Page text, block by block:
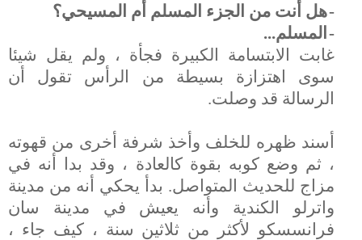
-هل أنت من الجزء المسلم أم المسيحي؟
- المسلم...
غابت الابتسامة الكبيرة فجأة ، ولم يقل شيئا
سوى اهتزازة بسيطة من الرأس تقول أن
الرسالة قد وصلت.
أسند ظهره للخلف وأخذ شرفة أخرى من قهوته
، ثم وضع كوبه بقوة كالعادة ، وقد بدا أنه في
مزاج للحديث المتواصل. بدأ يحكي أنه من مدينة
واترلو الكندية وأنه يعيش في مدينة سان
فرانسسكو لأكثر من ثلاثين سنة ، كيف جاء ،